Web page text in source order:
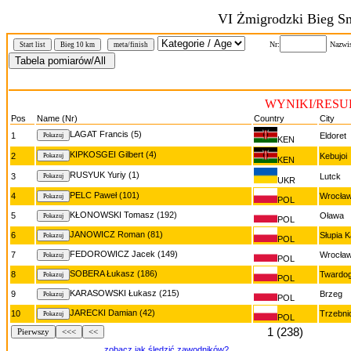
VI Żmigrodzki Bieg
Start list Bieg 10 km meta/finish Nr:
WYNIKI/
Pos Name (Nr) Country
City
1
LAGAT Francis (5)
KEN Eldoret
2 KIPKOSGEI Gilbert (4)
KEN Kebujoi
3 RUSYUK Yuriy (1)
UKR Lutck
4 PELC Paweł (101) POL
5 KŁONOWSKI Tomasz (192) POL Oława
6 JANOWICZ Roman (81) POL Słupia
7 FEDOROWICZ Jacek (149) POL
8 SOBERA Łukasz (186) POL
9 KARASOWSKI Łukasz (215) POL Brzeg
10 JARECKI Damian (42) POL
Pierwszy <<< << 1 (238)